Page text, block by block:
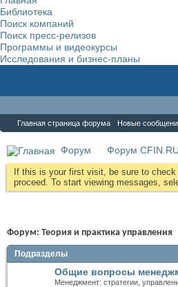
Библиотека
Поиск компаний
Поиск пресс-релизов
Программы и видеокурсы
Исследования и бизнес-планы
Главная страница форума Новые
Форум Форум CFIN.RU
If this is your first visit, be sure to check
proceed. To start viewing messages,
Форум: Теория и практика управления
Подразделы
Общие вопросы
Менеджмент: стратегии,